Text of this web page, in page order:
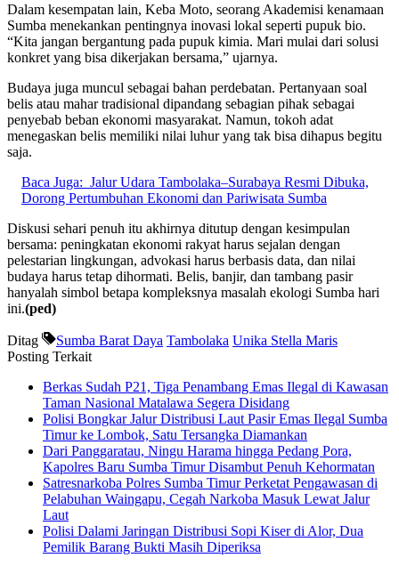
Dalam kesempatan lain, Keba Moto, seorang Akademisi kenamaan
Sumba menekankan pentingnya inovasi lokal seperti pupuk bio.
“Kita jangan bergantung pada pupuk kimia. Mari mulai dari solusi
konkret yang bisa dikerjakan bersama,” ujarnya.
Budaya juga muncul sebagai bahan perdebatan. Pertanyaan soal
belis atau mahar tradisional dipandang sebagian pihak sebagai
penyebab beban ekonomi masyarakat. Namun, tokoh adat
menegaskan belis memiliki nilai luhur yang tak bisa dihapus begitu
saja.
Baca Juga: Jalur Udara Tambolaka–Surabaya Resmi Dibuka,
Dorong Pertumbuhan Ekonomi dan Pariwisata Sumba
Diskusi sehari penuh itu akhirnya ditutup dengan kesimpulan
bersama: peningkatan ekonomi rakyat harus sejalan dengan
pelestarian lingkungan, advokasi harus berbasis data, dan nilai
budaya harus tetap dihormati. Belis, banjir, dan tambang pasir
hanyalah simbol betapa kompleksnya masalah ekologi Sumba hari
ini.(ped)
Ditag Sumba Barat Daya Tambolaka Unika Stella Maris
Posting Terkait
Berkas Sudah P21, Tiga Penambang Emas Ilegal di Kawasan
Taman Nasional Matalawa Segera Disidang
Polisi Bongkar Jalur Distribusi Laut Pasir Emas Ilegal Sumba
Timur ke Lombok, Satu Tersangka Diamankan
Dari Panggaratau, Ningu Harama hingga Pedang Pora,
Kapolres Baru Sumba Timur Disambut Penuh Kehormatan
Satresnarkoba Polres Sumba Timur Perketat Pengawasan di
Pelabuhan Waingapu, Cegah Narkoba Masuk Lewat Jalur
Laut
Polisi Dalami Jaringan Distribusi Sopi Kiser di Alor, Dua
Pemilik Barang Bukti Masih Diperiksa